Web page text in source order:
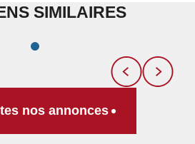
SIMILAIRES
nos annonces